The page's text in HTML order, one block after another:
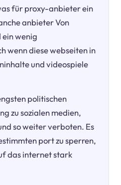
für proxy-anbieter ein
anbieter Von
wenig
wenn diese webseiten in
und videospiele
politischen
zu sozialen medien,
so weiter verboten. Es
port zu sperren,
das internet stark